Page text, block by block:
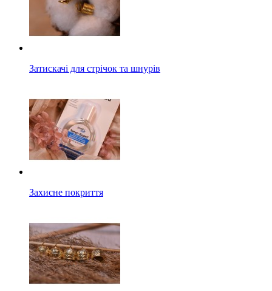
Затискачі для стрічок та шнурів
Захисне покриття